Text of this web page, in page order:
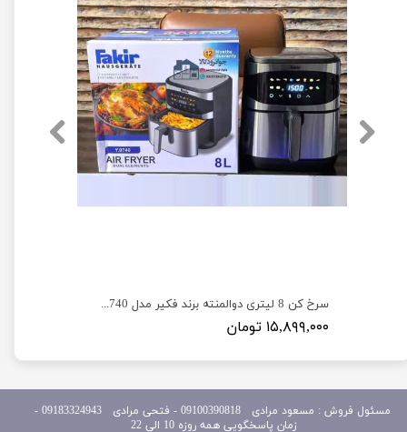
سرخ کن 8 لیتری دوالمنته برند فکیر مدل Fakir Y.0740
۱۵,۸۹۹,۰۰۰ تومان
مسئول
فروش : مسعود مرادی 09100390818​​​​​​​ ​​​​​​​- فتحی مرادی 09183324943 -
زمان پاسخگویی همه روزه 10 الی 22